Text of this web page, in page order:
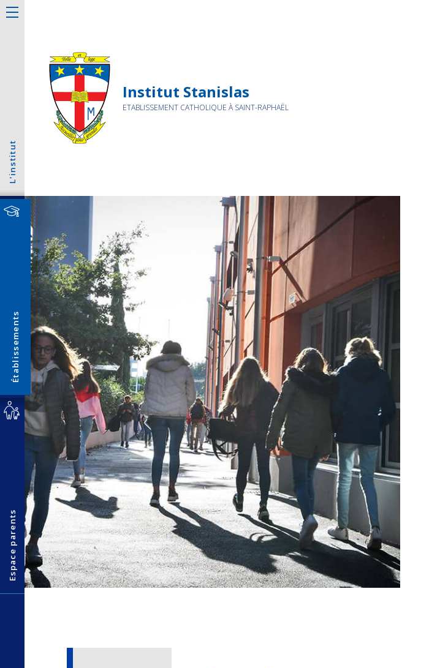
Institut Stanislas
ETABLISSEMENT CATHOLIQUE À SAINT-RAPHAËL
L'institut
Établissements
Espace parents